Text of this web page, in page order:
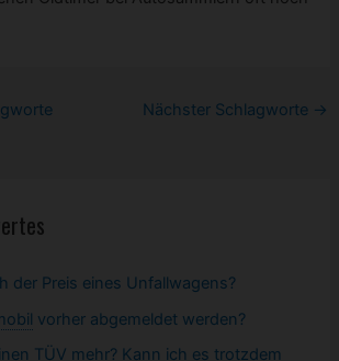
Nächster Schlagworte →
der Preis eines Unfallwagens?
vorher abgemeldet werden?
TÜV mehr? Kann ich es trotzdem